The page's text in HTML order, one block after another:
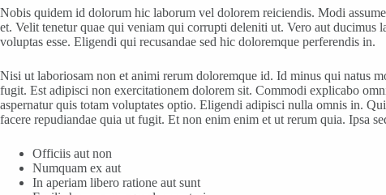
Nobis quidem id dolorum hic laborum vel dolorem reiciendis. Modi
et. Velit tenetur quae qui veniam qui corrupti deleniti ut. Vero aut ducimus
voluptas esse. Eligendi qui recusandae sed hic doloremque perferendis in.
Nisi ut laboriosam non et animi rerum doloremque id. Id minus qui natus
fugit. Est adipisci non exercitationem dolorem sit. Commodi explicabo
aspernatur quis totam voluptates optio. Eligendi adipisci nulla omnis in.
facere repudiandae quia ut fugit. Et non enim enim et ut rerum quia. Ipsa
Officiis aut non
Numquam ex aut
In aperiam libero ratione aut sunt